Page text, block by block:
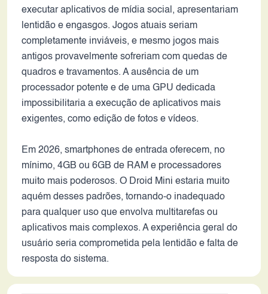
executar aplicativos de mídia social, apresentariam
lentidão e engasgos. Jogos atuais seriam
completamente inviáveis, e mesmo jogos mais
antigos provavelmente sofreriam com quedas de
quadros e travamentos. A ausência de um
processador potente e de uma GPU dedicada
impossibilitaria a execução de aplicativos mais
exigentes, como edição de fotos e vídeos.
Em 2026, smartphones de entrada oferecem, no
mínimo, 4GB ou 6GB de RAM e processadores
muito mais poderosos. O Droid Mini estaria muito
aquém desses padrões, tornando-o inadequado
para qualquer uso que envolva multitarefas ou
aplicativos mais complexos. A experiência geral do
usuário seria comprometida pela lentidão e falta de
resposta do sistema.